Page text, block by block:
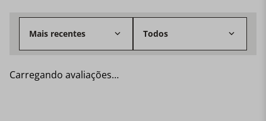
Mais recentes Todos
Carregando avaliações…